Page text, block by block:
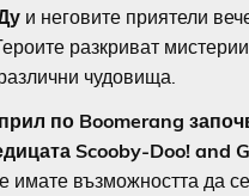
и неговите приятели
разкриват
чудовища.
по Boomerang
Scooby-Doo! and
имате възможността да